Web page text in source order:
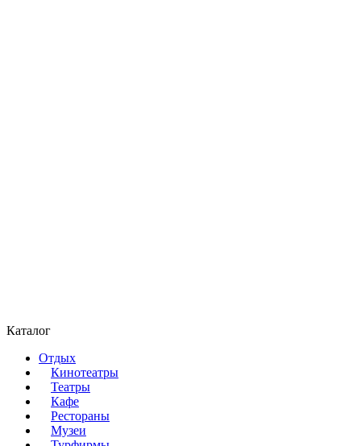
Каталог
Отдых
Кинотеатры
Театры
Кафе
Рестораны
Музеи